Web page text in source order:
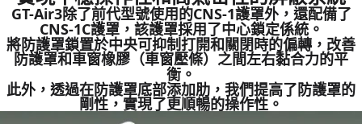
GT-Air3除了前代型號使用的CNS-1護罩外，還配備了
CNS-1C護罩，該護罩採用了中心鎖定係統。
將防護罩鎖置於中央可抑制打開和關閉時的偏轉，改善
防護罩和車窗橡膠（車窗壓條）之間左右黏合力的平
衡。
此外，透過在防護罩底部添加肋，我們提高了防護罩的
剛性，實現了更順暢的操作性。